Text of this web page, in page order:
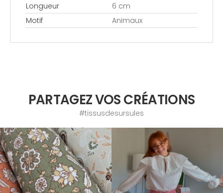
Longueur
6 cm
Motif
Animaux
PARTAGEZ VOS CRÉATIONS
#tissusdesursules